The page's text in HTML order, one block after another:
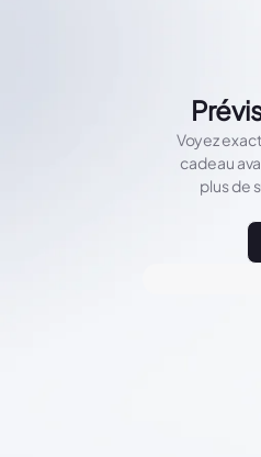
Voyez
cadeau
plus de